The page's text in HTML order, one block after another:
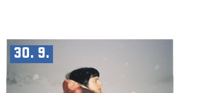
30. 9.